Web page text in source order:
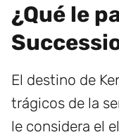
¿Qué le
El destino de
trágicos de la
le considera el